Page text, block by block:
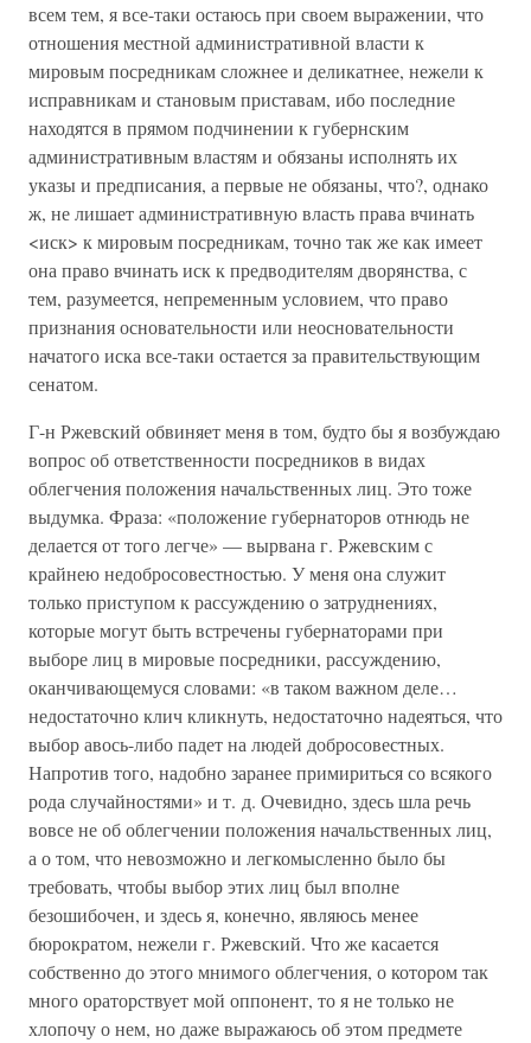
всем тем, я все-таки остаюсь при своем выражении, что
отношения местной административной власти к
мировым посредникам сложнее и деликатнее, нежели к
исправникам и становым приставам, ибо последние
находятся в прямом подчинении к губернским
административным властям и обязаны исполнять их
указы и предписания, а первые не обязаны, что?, однако
ж, не лишает административную власть права вчинать
<иск> к мировым посредникам, точно так же как имеет
она право вчинать иск к предводителям дворянства, с
тем, разумеется, непременным условием, что право
признания основательности или неосновательности
начатого иска все-таки остается за правительствующим
сенатом.
Г-н Ржевский обвиняет меня в том, будто бы я возбуждаю
вопрос об ответственности посредников в видах
облегчения положения начальственных лиц. Это тоже
выдумка. Фраза: «положение губернаторов отнюдь не
делается от того легче» — вырвана г. Ржевским с
крайнею недобросовестностью. У меня она служит
только приступом к рассуждению о затруднениях,
которые могут быть встречены губернаторами при
выборе лиц в мировые посредники, рассуждению,
оканчивающемуся словами: «в таком важном деле…
недостаточно клич кликнуть, недостаточно надеяться, что
выбор авось-либо падет на людей добросовестных.
Напротив того, надобно заранее примириться со всякого
рода случайностями» и т. д. Очевидно, здесь шла речь
вовсе не об облегчении положения начальственных лиц,
а о том, что невозможно и легкомысленно было бы
требовать, чтобы выбор этих лиц был вполне
безошибочен, и здесь я, конечно, являюсь менее
бюрократом, нежели г. Ржевский. Что же касается
собственно до этого мнимого облегчения, о котором так
много ораторствует мой оппонент, то я не только не
хлопочу о нем, но даже выражаюсь об этом предмете